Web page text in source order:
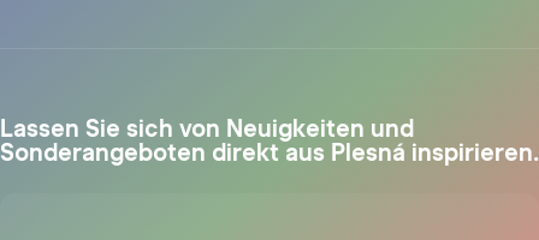
Lassen Sie sich von Neuigkeiten und
Sonderangeboten direkt aus Plesná inspirieren.